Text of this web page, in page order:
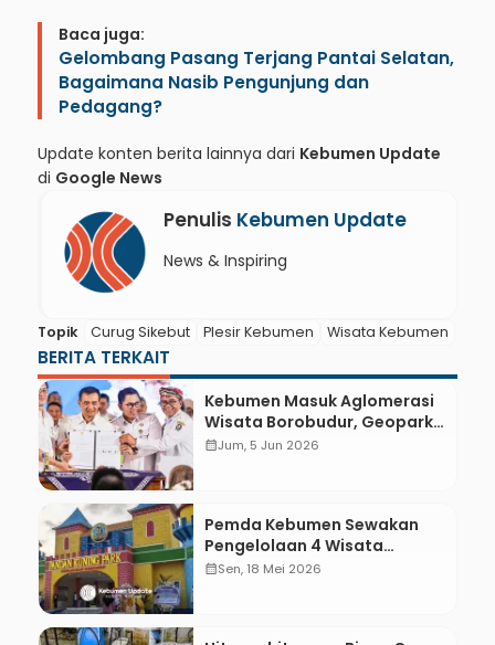
Baca juga:
Gelombang Pasang Terjang Pantai Selatan,
Bagaimana Nasib Pengunjung dan
Pedagang?
Update konten berita lainnya dari Kebumen Update
di Google News
Penulis Kebumen Update
News & Inspiring
Topik Curug Sikebut Plesir Kebumen Wisata Kebumen
BERITA TERKAIT
Kebumen Masuk Aglomerasi
Wisata Borobudur, Geopark
dan Pantai Jadi Destinasi
calendar_monthJum, 5 Jun 2026
Pemda Kebumen Sewakan
Pengelolaan 4 Wisata
Andalan: Dari Pandan Kuning
calendar_monthSen, 18 Mei 2026